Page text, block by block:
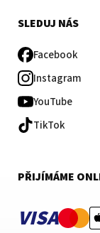
SLEDUJ NÁS
Facebook
Instagram
YouTube
TikTok
PŘIJÍMÁME
VISA